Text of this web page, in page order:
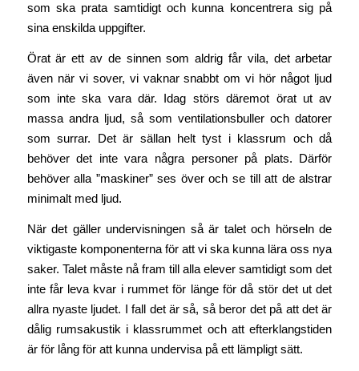
som ska prata samtidigt och kunna koncentrera sig på
sina enskilda uppgifter.
Örat är ett av de sinnen som aldrig får vila, det arbetar
även när vi sover, vi vaknar snabbt om vi hör något ljud
som inte ska vara där. Idag störs däremot örat ut av
massa andra ljud, så som ventilationsbuller och datorer
som surrar. Det är sällan helt tyst i klassrum och då
behöver det inte vara några personer på plats. Därför
behöver alla ”maskiner” ses över och se till att de alstrar
minimalt med ljud.
När det gäller undervisningen så är talet och hörseln de
viktigaste komponenterna för att vi ska kunna lära oss nya
saker. Talet måste nå fram till alla elever samtidigt som det
inte får leva kvar i rummet för länge för då stör det ut det
allra nyaste ljudet. I fall det är så, så beror det på att det är
dålig rumsakustik i klassrummet och att efterklangstiden
är för lång för att kunna undervisa på ett lämpligt sätt.